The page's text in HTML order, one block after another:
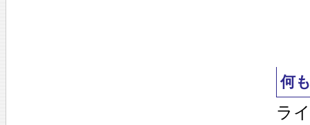
何
ラ